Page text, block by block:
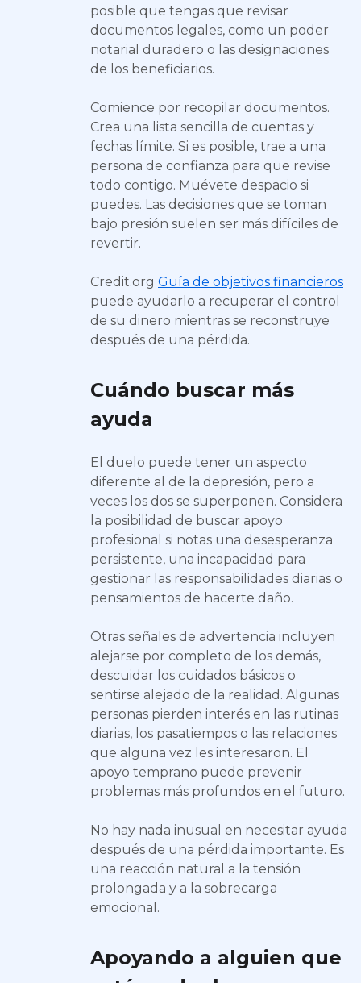
posible que tengas que revisar
documentos legales, como un poder
notarial duradero o las designaciones
de los beneficiarios.
Comience por recopilar documentos.
Crea una lista sencilla de cuentas y
fechas límite. Si es posible, trae a una
persona de confianza para que revise
todo contigo. Muévete despacio si
puedes. Las decisiones que se toman
bajo presión suelen ser más difíciles de
revertir.
Credit.org Guía de objetivos financieros
puede ayudarlo a recuperar el control
de su dinero mientras se reconstruye
después de una pérdida.
Cuándo buscar más
ayuda
El duelo puede tener un aspecto
diferente al de la depresión, pero a
veces los dos se superponen. Considera
la posibilidad de buscar apoyo
profesional si notas una desesperanza
persistente, una incapacidad para
gestionar las responsabilidades diarias o
pensamientos de hacerte daño.
Otras señales de advertencia incluyen
alejarse por completo de los demás,
descuidar los cuidados básicos o
sentirse alejado de la realidad. Algunas
personas pierden interés en las rutinas
diarias, los pasatiempos o las relaciones
que alguna vez les interesaron. El
apoyo temprano puede prevenir
problemas más profundos en el futuro.
No hay nada inusual en necesitar ayuda
después de una pérdida importante. Es
una reacción natural a la tensión
prolongada y a la sobrecarga
emocional.
Apoyando a alguien que